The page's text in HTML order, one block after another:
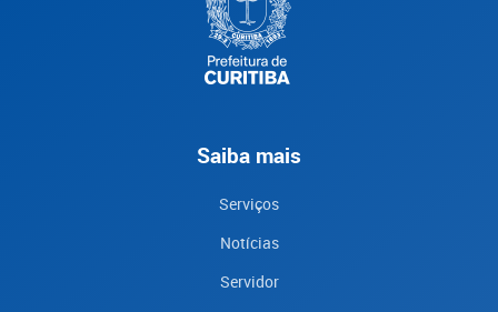
Saiba mais
Serviços
Notícias
Servidor